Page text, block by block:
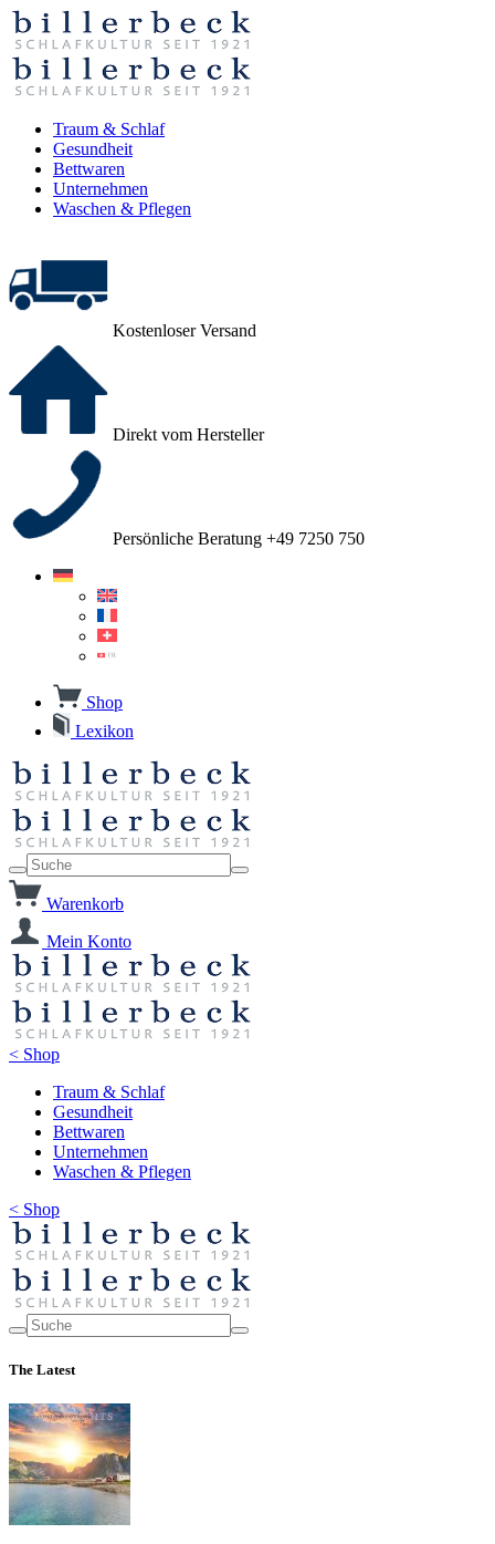
Traum & Schlaf
Gesundheit
Bettwaren
Unternehmen
Waschen & Pflegen
Kostenloser Versand
Direkt vom Hersteller
Persönliche Beratung +49 7250 750
Shop
Lexikon
Warenkorb
Mein Konto
< Shop
Traum & Schlaf
Gesundheit
Bettwaren
Unternehmen
Waschen & Pflegen
< Shop
The Latest